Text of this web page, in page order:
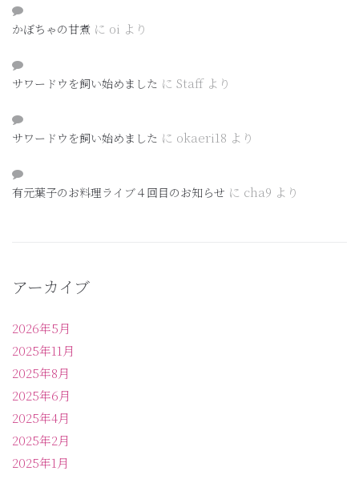
かぼちゃの甘煮 に oi より
サワードウを飼い始めました に Staffより
サワードウを飼い始めました に okaeri18 より
有元葉子のお料理ライブ４回目のお知らせ に cha9 より
アーカイブ
2026年5月
2025年11月
2025年8月
2025年6月
2025年4月
2025年2月
2025年1月